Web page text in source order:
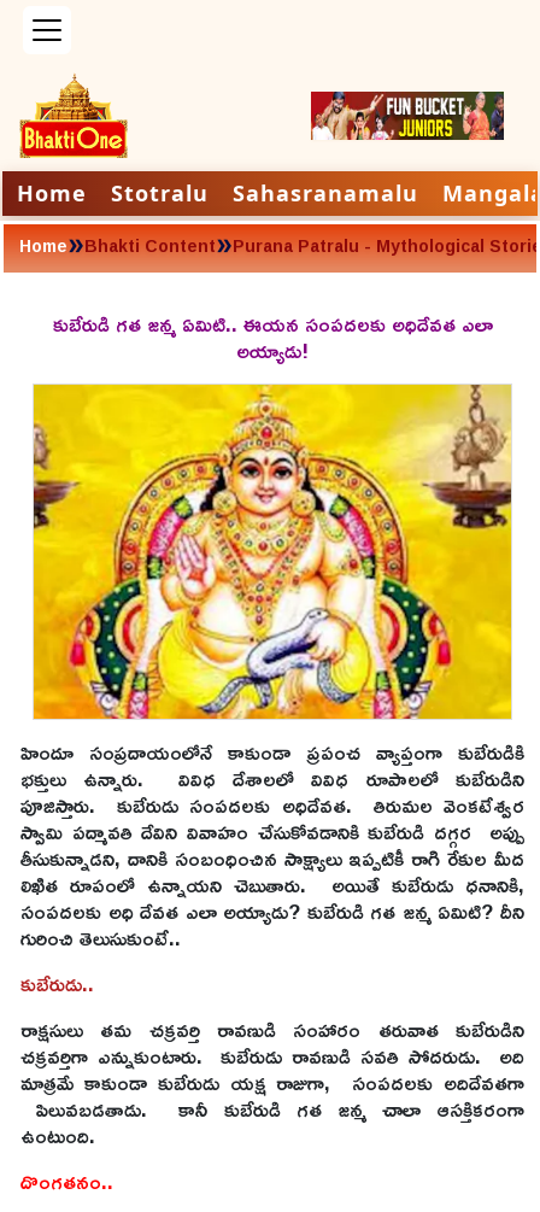
Home Stotralu Sahasranamalu
Home»Bhakti Content»Purana Patralu - Mythological
కుబేరుడి గత జన్మ ఏమిటి.. ఈయన సంపదలకు అధిదేవత ఎలా
అయ్యాడు!
హిందూ సంప్రదాయంలోనే కాకుండా ప్రపంచ వ్యాప్తంగా కుబేరుడికి
భక్తులు ఉన్నారు. వివిధ దేశాలలో వివిధ రూపాలలో కుబేరుడిని
పూజిస్తారు. కుబేరుడు సంపదలకు అధిదేవత. తిరుమల వెంకటేశ్వర
స్వామి పద్మావతి దేవిని వివాహం చేసుకోవడానికి కుబేరుడి దగ్గర అప్పు
తీసుకున్నాడని, దానికి సంబంధించిన సాక్ష్యాలు ఇప్పటికీ రాగి రేకుల మీద
లిఖిత రూపంలో ఉన్నాయని చెబుతారు. అయితే కుబేరుడు ధనానికి,
సంపదలకు అధి దేవత ఎలా అయ్యాడు? కుబేరుడి గత జన్మ ఏమిటి? దీని
గురించి తెలుసుకుంటే..
కుబేరుడు..
రాక్షసులు తమ చక్రవర్తి రావణుడి సంహారం తరువాత కుబేరుడిని
చక్రవర్తిగా ఎన్నుకుంటారు. కుబేరుడు రావణుడి సవతి సోదరుడు. అది
మాత్రమే కాకుండా కుబేరుడు యక్ష రాజుగా, సంపదలకు అదిదేవతగా
పిలువబడతాడు. కానీ కుబేరుడి గత జన్మ చాలా ఆసక్తికరంగా
ఉంటుంది.
దొంగతనం..